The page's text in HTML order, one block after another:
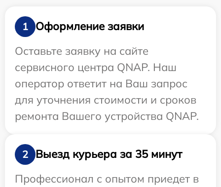
1
Оформление заявки
Оставьте заявку на сайте
сервисного центра QNAP. Наш
оператор ответит на Ваш запрос
для уточнения стоимости и сроков
ремонта Вашего устройства QNAP.
2
Выезд курьера за 35 минут
Профессионал с опытом приедет в